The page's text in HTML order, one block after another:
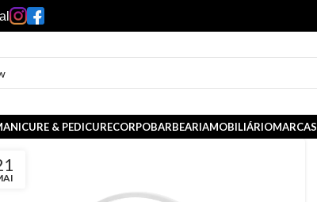
& PEDICURECORPOBARBEARIAMOBILIÁRIOMARCAS